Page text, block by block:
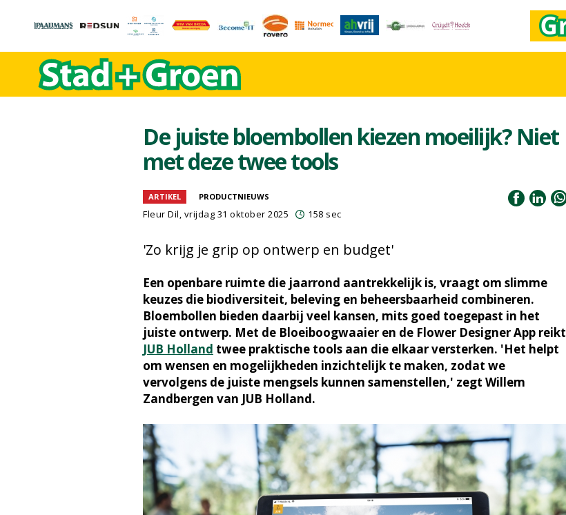
De juiste bloembollen kiezen moeilijk? Niet
met deze twee tools
ARTIKEL PRODUCTNIEUWS
Fleur Dil, vrijdag 31 oktober 2025 158 sec
'Zo krijg je grip op ontwerp en budget'
Een openbare ruimte die jaarrond aantrekkelijk is, vraagt om slimme
keuzes die biodiversiteit, beleving en beheersbaarheid combineren.
Bloembollen bieden daarbij veel kansen, mits goed toegepast in het
juiste ontwerp. Met de Bloeiboogwaaier en de Flower Designer App reikt
JUB Holland twee praktische tools aan die elkaar versterken. 'Het helpt
om wensen en mogelijkheden inzichtelijk te maken, zodat we
vervolgens de juiste mengsels kunnen samenstellen,' zegt Willem
Zandbergen van JUB Holland.